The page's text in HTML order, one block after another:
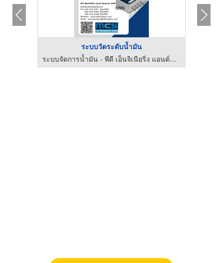
ระบบวัดระดับน้ำมัน
ระบบจัดการน้ำมัน - พีดี เอ็นจิเนียริ่ง แอนด์ซัพพลาย 2018